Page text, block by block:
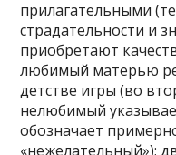
прилагательными
страдательности и
приобретают
любимый матерью
детстве игры (во
нелюбимый
обозначает
«нежелательный»);